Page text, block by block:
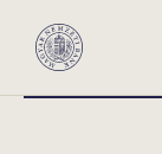
Magyar